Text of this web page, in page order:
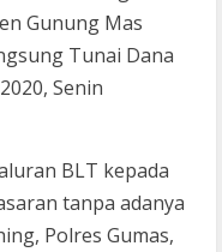
Gunung Mas
Tunai Dana
Senin
BLT kepada
tanpa adanya
Polres Gumas,